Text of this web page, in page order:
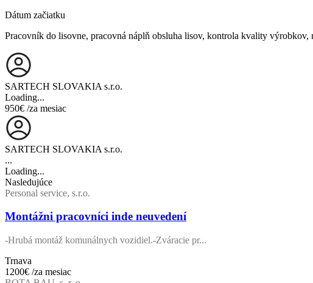
Dátum začiatku
Pracovník do lisovne, pracovná náplň obsluha lisov, kontrola kvality výrobkov,
SARTECH SLOVAKIA s.r.o.
Loading...
950€ /za mesiac
SARTECH SLOVAKIA s.r.o.
...
Loading...
Nasledujúce
Personal service, s.r.o.
Montážni pracovníci inde neuvedení
-Hrubá montáž komunálnych vozidiel.-Zváracie pr...
Trnava
1200€ /za mesiac